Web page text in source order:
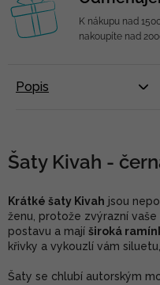
K nákupu nad
nakoupíte nad
Popis
Šaty Kivah -
Krátké šaty Kivah jsou
ženu, protože zvýrazní
postavu a mají široká
křivky a vykouzlí vám
Šaty se chlubí autorským